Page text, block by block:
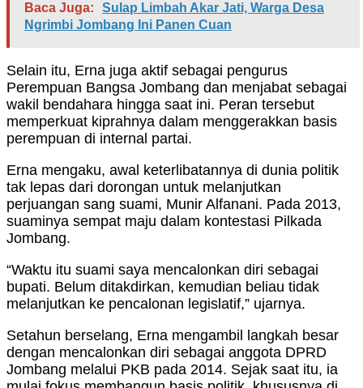
Baca Juga:
Sulap Limbah Akar Jati, Warga Desa
Ngrimbi Jombang Ini Panen Cuan
Selain itu, Erna juga aktif sebagai pengurus
Perempuan Bangsa Jombang dan menjabat sebagai
wakil bendahara hingga saat ini. Peran tersebut
memperkuat kiprahnya dalam menggerakkan basis
perempuan di internal partai.
Erna mengaku, awal keterlibatannya di dunia politik
tak lepas dari dorongan untuk melanjutkan
perjuangan sang suami, Munir Alfanani. Pada 2013,
suaminya sempat maju dalam kontestasi Pilkada
Jombang.
“Waktu itu suami saya mencalonkan diri sebagai
bupati. Belum ditakdirkan, kemudian beliau tidak
melanjutkan ke pencalonan legislatif,” ujarnya.
Setahun berselang, Erna mengambil langkah besar
dengan mencalonkan diri sebagai anggota DPRD
Jombang melalui PKB pada 2014. Sejak saat itu, ia